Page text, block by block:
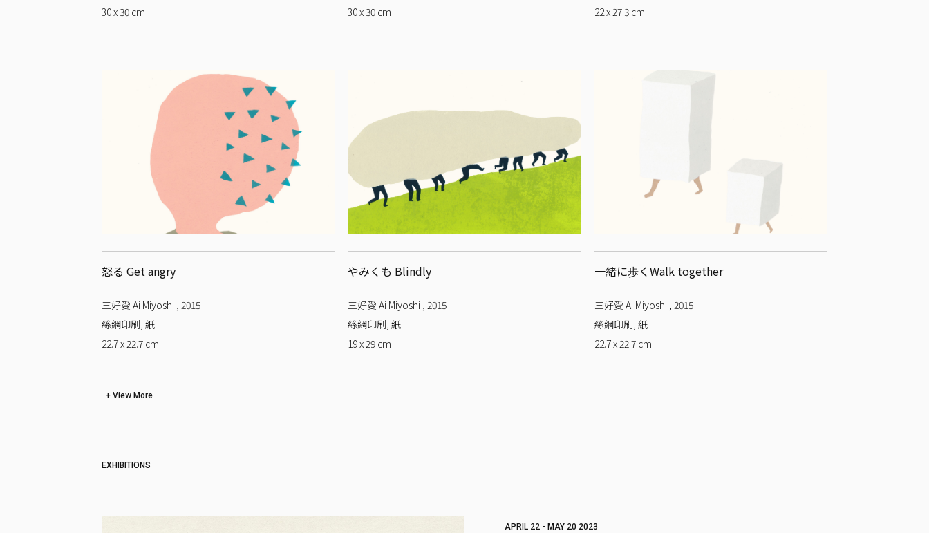
30 x 30 cm
30 x 30 cm
22 x 27.3cm
怒る Get angry
三好愛 Ai Miyoshi 2015
絲網印刷, 紙
22.7 x 22.7 cm
やみくも Blindly
三好愛 Ai Miyoshi 2015
絲網印刷, 紙
19 x 29 cm
一緒に歩くWalk together
三好愛 Ai Miyoshi 2015
絲網印刷, 紙
22.7 x 22.7cm
View More
EXHIBITIONS
APRIL 22 - MAY 20 2023